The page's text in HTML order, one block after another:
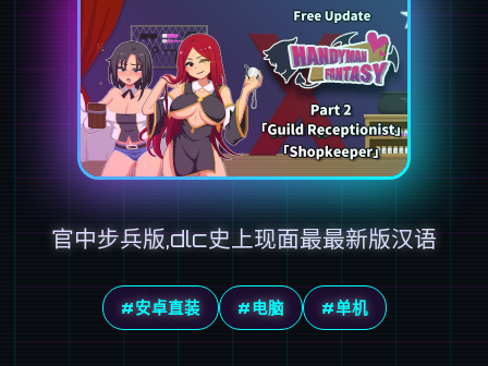
官中步兵版,dlc史上现面最最新版汉语
#安卓直装 #电脑 #单机